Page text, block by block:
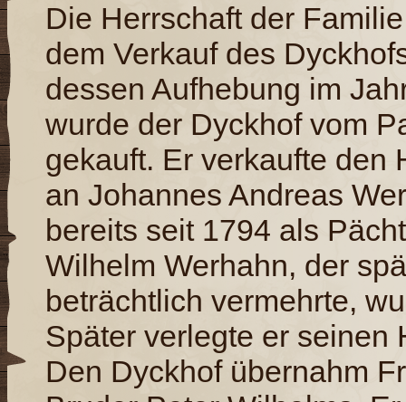
Die Herrschaft der
dem Verkauf des
dessen Aufhebung im
wurde der Dyckhof vom
gekauft. Er verkaufte den
an Johannes Andreas
bereits seit 1794 als
Wilhelm Werhahn, der
beträchtlich vermehrte,
Später verlegte er seinen
Den Dyckhof übernahm